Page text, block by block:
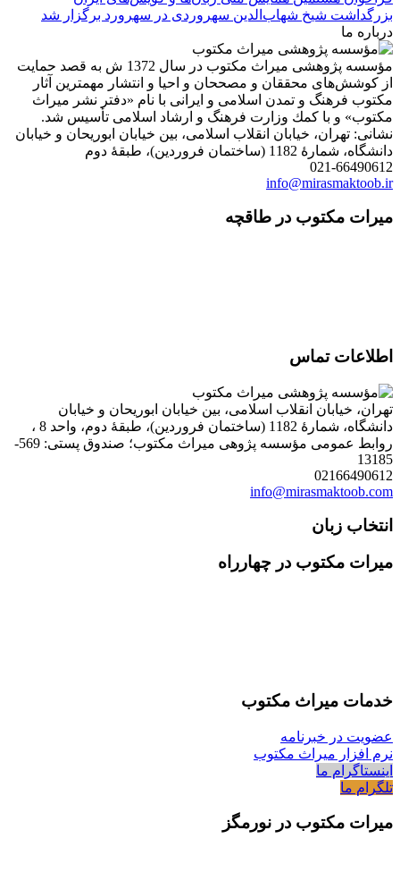
بزرگداشت شیخ شهاب‌الدین سهروردی در سهرورد برگزار شد
درباره ما
مؤسسه پژوهشی میراث مكتوب در سال 1372 ش به قصد حمایت
از كوشش‌های محققان و مصححان و احیا و انتشار مهمترین آثار
مكتوب فرهنگ و تمدن اسلامی و ایرانی با نام «دفتر نشر میراث
مكتوب» و با كمك وزارت فرهنگ و ارشاد اسلامی تأسیس شد.
نشانی: تهران، خیابان انقلاب اسلامی، بین خیابان ابوریحان و خیابان
دانشگاه، شمارۀ 1182 (ساختمان فروردین)، طبقۀ دوم
021-66490612
info@mirasmaktoob.ir
میرات مکتوب در طاقچه
اطلاعات تماس
تهران، خیابان انقلاب اسلامی، بین خیابان ابوریحان و خیابان
دانشگاه، شمارۀ 1182 (ساختمان فروردین)، طبقۀ دوم، واحد 8 ،
روابط عمومی مؤسسه پژوهی میراث مکتوب؛ صندوق پستی: 569-
13185
02166490612
info@mirasmaktoob.com
انتخاب زبان
میرات مکتوب در چهارراه
خدمات میراث مکتوب
عضویت در خبرنامه
نرم افزار میراث مکتوب
اینستاگرام ما
تلگرام ما
میرات مکتوب در نورمگز